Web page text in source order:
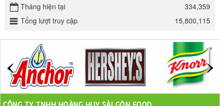
Đường mía thiên nhiên Biên Hòa gói 1kg
ĐƯỜNG SẠCH CÔ BA BIÊN HÒA 1KG
27.000 VND
Đường cát trắng An Khê bao 50kg
1.100.000 VND
Tháng hiện tại
334,359
Tổng lượt truy cập
15,800,115
CÔNG TY TNHH HOÀNG HUY SÀI GÒN FOOD